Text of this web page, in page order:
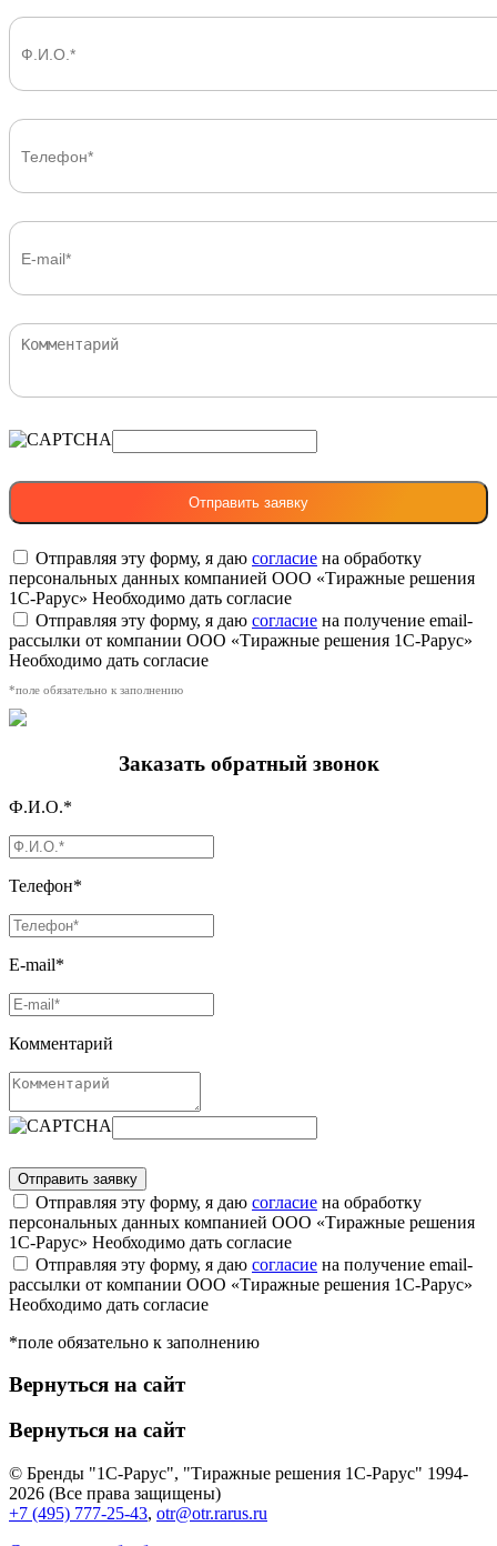
Отправляя эту форму, я даю согласие на обработку
персональных данных компанией ООО «Тиражные решения
1С-Рарус» Необходимо дать согласие
Отправляя эту форму, я даю согласие на получение email-
рассылки от компании ООО «Тиражные решения 1С-Рарус»
Необходимо дать согласие
*поле обязательно к заполнению
Заказать обратный звонок
Ф.И.О.*
Телефон*
E-mail*
Комментарий
Отправляя эту форму, я даю согласие на обработку
персональных данных компанией ООО «Тиражные решения
1С-Рарус» Необходимо дать согласие
Отправляя эту форму, я даю согласие на получение email-
рассылки от компании ООО «Тиражные решения 1С-Рарус»
Необходимо дать согласие
*поле обязательно к заполнению
Вернуться на сайт
Вернуться на сайт
© Бренды "1С-Рарус", "Тиражные решения 1С-Рарус" 1994-
2026 (Все права защищены)
+7 (495) 777-25-43, otr@otr.rarus.ru